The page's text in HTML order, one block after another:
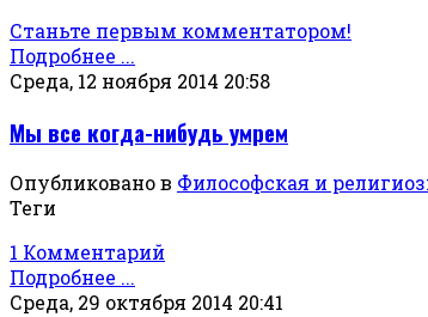
Станьте первым комментатором!
Подробнее ...
Среда, 12 ноября 2014 20:58
Мы все когда-нибудь умрем
Опубликовано в Философская и
Теги
1 Комментарий
Подробнее ...
Среда, 29 октября 2014 20:41